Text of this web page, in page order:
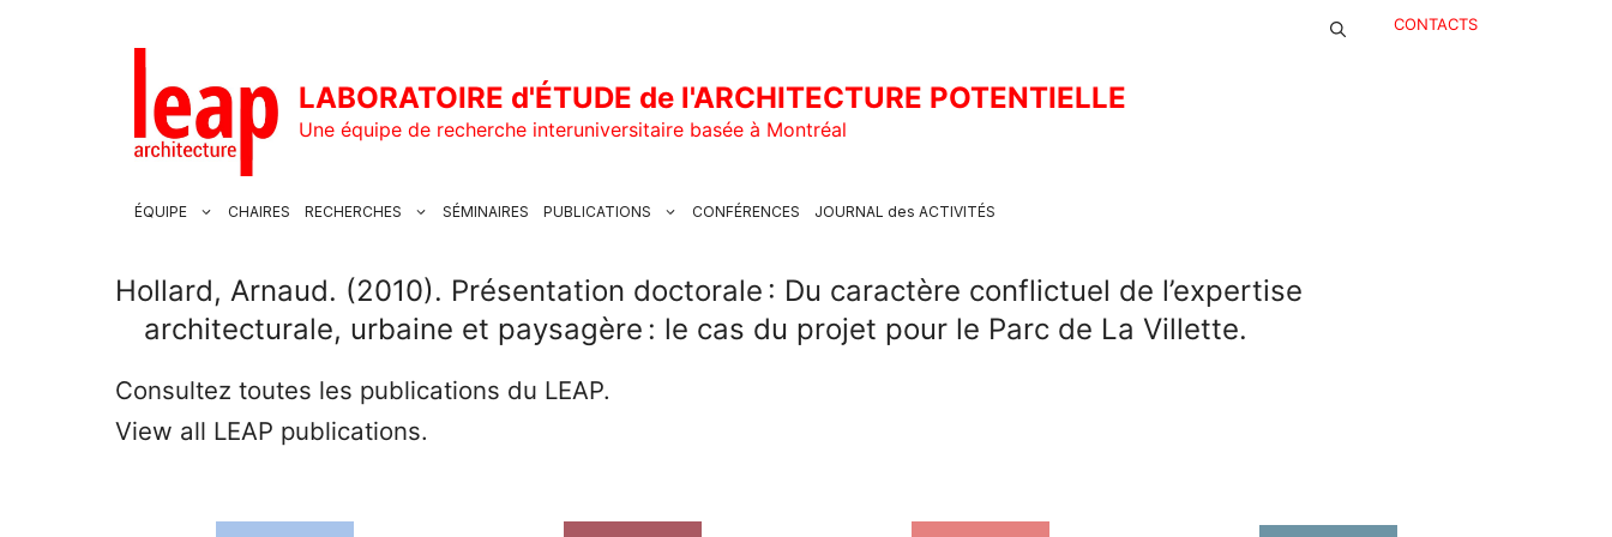
CONTACTS
LABORATOIRE d'ÉTUDE de l'ARCHITECTURE POTENTIELLE
Une équipe de recherche interuniversitaire basée à Montréal
ÉQUIPE CHAIRES RECHERCHES SÉMINAIRES PUBLICATIONS CONFÉRENCES JOURNAL des ACTIVITÉS
Hollard, Arnaud. (2010). Présentation doctorale : Du caractère conflictuel de l’expertise
architecturale, urbaine et paysagère : le cas du projet pour le Parc de La Villette.
Consultez toutes les publications du LEAP.
View all LEAP publications.